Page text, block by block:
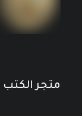
متجر الكتب